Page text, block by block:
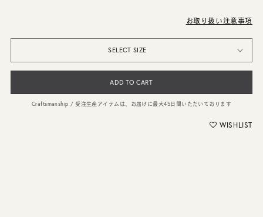
お取り扱い注意事項
SELECT SIZE
ADD TO CART
Craftsmanship / 受注生産アイテムは、お届けに最大45日間いただいております
WISHLIST